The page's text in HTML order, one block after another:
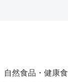
自然食品・健康食